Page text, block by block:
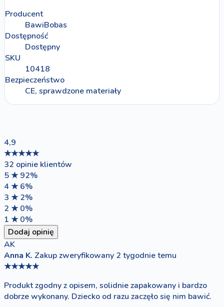
Producent
BawiBobas
Dostępność
Dostępny
SKU
10418
Bezpieczeństwo
CE, sprawdzone materiały
4,9
★★★★★
32 opinie klientów
5 ★ 92%
4 ★ 6%
3 ★ 2%
2 ★ 0%
1 ★ 0%
Dodaj opinię
AK
Anna K. Zakup zweryfikowany 2 tygodnie temu
★★★★★
Produkt zgodny z opisem, solidnie zapakowany i bardzo
dobrze wykonany. Dziecko od razu zaczęło się nim bawić.